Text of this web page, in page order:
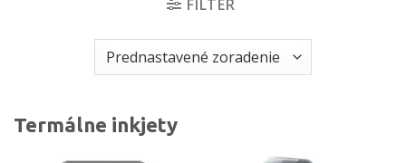
FILTER
Termálne inkjety